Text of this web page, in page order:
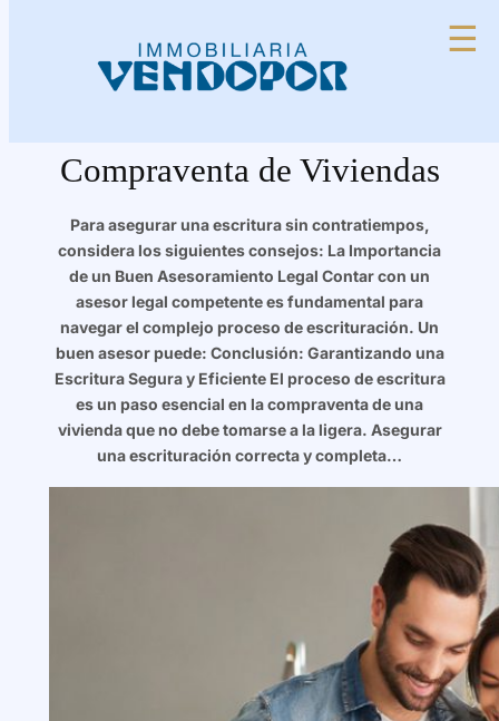
al
contenido
☰
Consejos para Agilizar el
Compraventa de Viviendas
Para asegurar una escritura sin contratiempos,
considera los siguientes consejos: La Importancia
de un Buen Asesoramiento Legal Contar con un
asesor legal competente es fundamental para
navegar el complejo proceso de escrituración. Un
buen asesor puede: Conclusión: Garantizando una
Escritura Segura y Eficiente El proceso de escritura
es un paso esencial en la compraventa de una
vivienda que no debe tomarse a la ligera. Asegurar
una escrituración correcta y completa…